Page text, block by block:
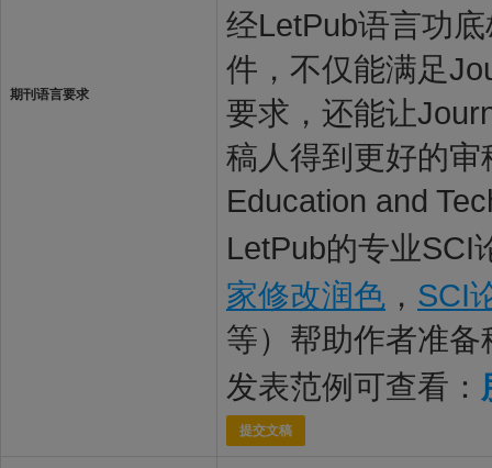
期刊语言要求
经LetPub语言功
件，不仅能满足
要求，还能让
稿人得到更好的
Education and
LetPub的专业SCI
家修改润色 ， SCI
等）帮助作者准
发表范例可查看：
提交文稿